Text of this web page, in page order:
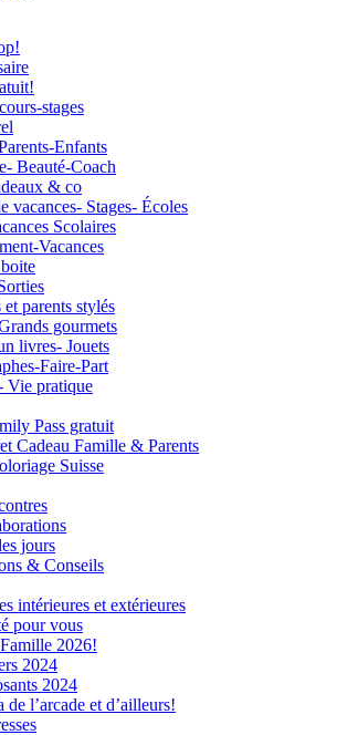
stages
Enfants
Beauté-Coach
& co
vacances- Stages- Écoles
Scolaires
Vacances
parents stylés
gourmets
livres- Jouets
Faire-Part
Vie pratique
Pass gratuit
Cadeau Famille & Parents
Suisse
jours
& Conseils
intérieures et extérieures
pour vous
2026!
2024
2024
de l’arcade et d’ailleurs!